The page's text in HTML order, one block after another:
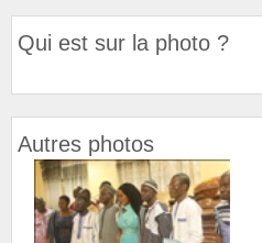
Qui est sur la photo ?
Autres photos